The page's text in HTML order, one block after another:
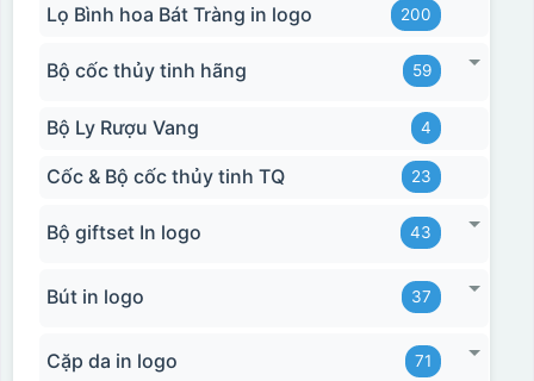
Lọ Bình hoa Bát Tràng in logo 200
Bộ cốc thủy tinh hãng 59
Bộ Ly Rượu Vang 4
Cốc & Bộ cốc thủy tinh TQ 23
Bộ giftset In logo 43
Bút in logo 37
Cặp da in logo 71